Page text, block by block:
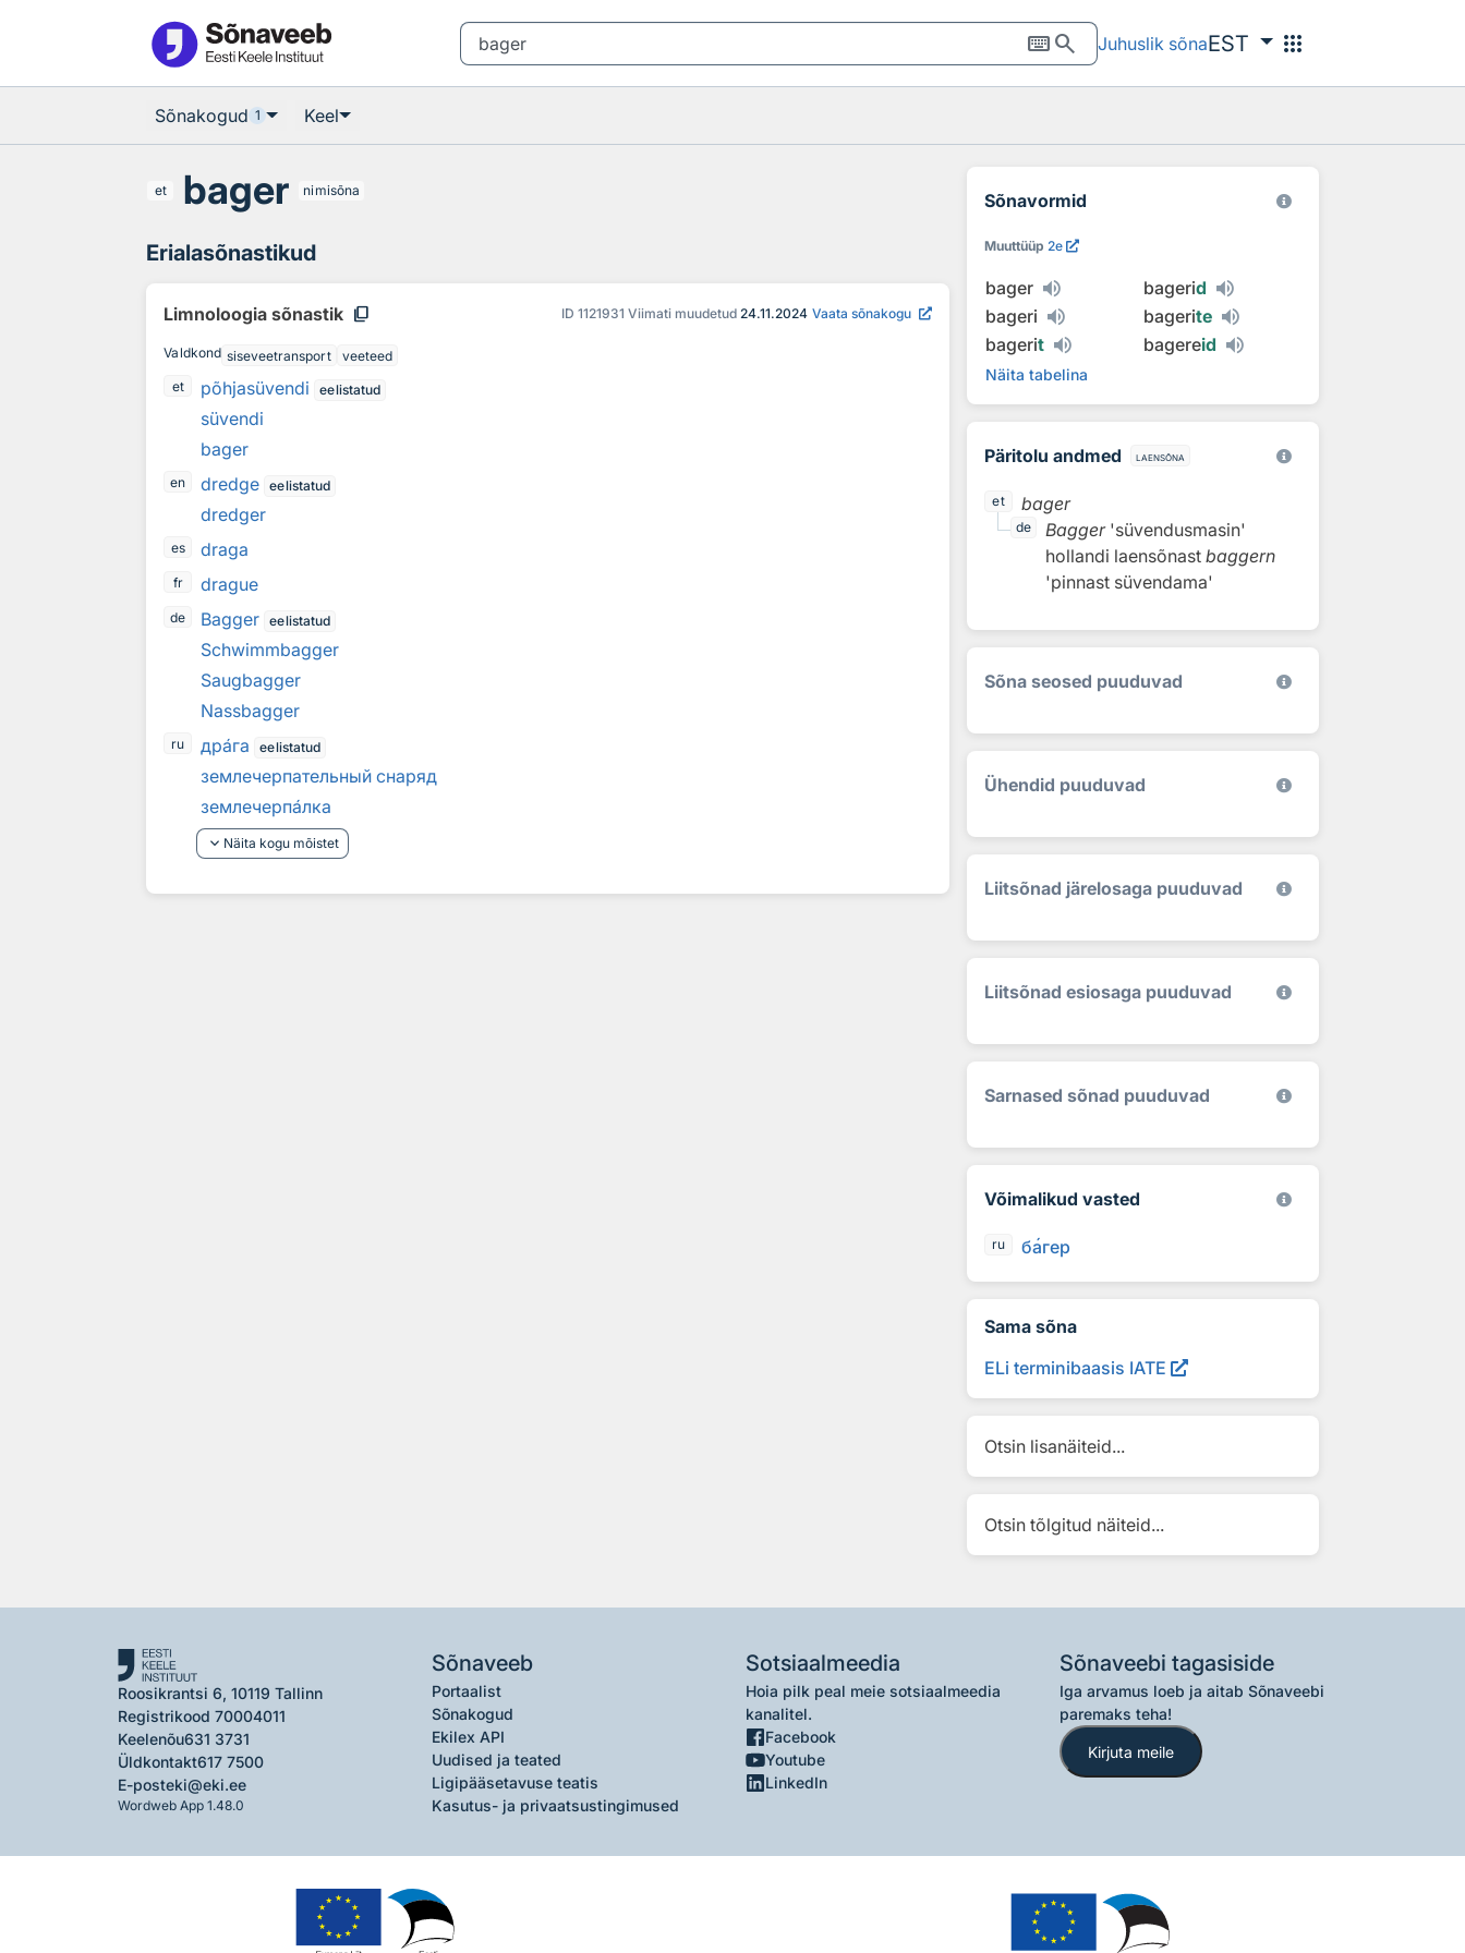
keyboardsearch Juhuslik sõnaEST apps
Sõnakogud 1 Keel
et bager nimisõna
Erialasõnastikud
Limnoloogia sõnastik content_copy ID 1121931 Viimati muudetud 24.11.2024 Vaata sõnakogu
Valdkond siseveetransport
veeteed
et
põhjasüvendi eelistatud
süvendi
bager
en dredge eelistatud
dredger
es draga
fr drague
de Bagger eelistatud
Schwimmbagger
Saugbagger
Nassbagger
ru драга eelistatud
землечерпательный снаряд
землечерпалка
keyboard_arrow_down Näita kogu mõistet
Sõnavormid
Muuttüüp 2e
bager bagerid
bageri
bagerite
bagerit bagereid
Näita tabelina
Päritolu andmed laensõna
et bager
de Bagger 'süvendusmasin'
hollandi laensõnastbaggern
'pinnast süvendama'
Sõna seosed puuduvad
Ühendid puuduvad
Liitsõnad järelosaga puuduvad
Liitsõnad esiosaga puuduvad
Sarnased sõnad puuduvad
Võimalikud vasted
ru багер
Sama sõna
ELi terminibaasis IATE
Otsin lisanäiteid...
Otsin tõlgitud näiteid...
Roosikrantsi 6, 10119 Tallinn
Registrikood 70004011
Keelenõu631 3731
Üldkontakt617 7500
E-posteki@eki.ee
Wordweb App 1.48.0
Sõnaveeb
Portaalist
Sõnakogud
Ekilex API
Uudised ja teated
Ligipääsetavuse teatis
Kasutus- ja privaatsustingimused
Sotsiaalmeedia
Hoia pilk peal meie sotsiaalmeedia
kanalitel.
Facebook
Youtube
LinkedIn
Sõnaveebi tagasiside
Iga arvamus loeb ja aitab Sõnaveebi
paremaks teha!
Kirjuta meile